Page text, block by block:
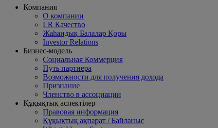
Компания
О компании
LR Качество
Жаһандық Балалар Қоры
Investor Relations
Бизнес-модель
Социальная Коммерция
Путь партнера
Возможности для получения дохода
Признание
Членство в ассоциации
Құқықтық аспектілер
Правовая информация
Құқықтық ақпарат / Байланыс